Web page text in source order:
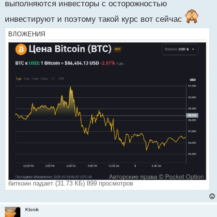
т
выполняются инвесторы с осторожностью
инвестируют и поэтому такой курс вот сейчас
ВЛОЖЕНИЯ
биткоин падает (31.73 КБ) 899 просмотров
Klonik